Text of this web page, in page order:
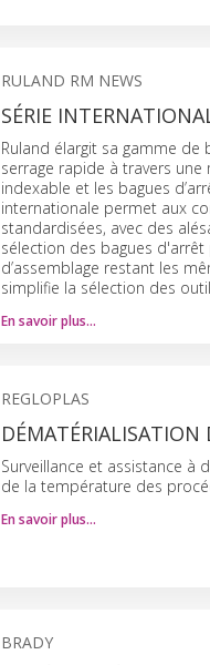
RULAND RM NEWS
SÉRIE
Ruland élargit sa gamme
serrage rapide à travers
indexable et les bagues
internationale permet aux
standardisées, avec des
sélection des bagues
d’assemblage restant les
simplifie la sélection des
En savoir plus…
REGLOPLAS
DÉMATÉRIALISATION
Surveillance et assistance
de la température des
En savoir plus…
BRADY